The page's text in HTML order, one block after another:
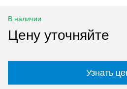
В наличии
Цену уточняйте
Узнать